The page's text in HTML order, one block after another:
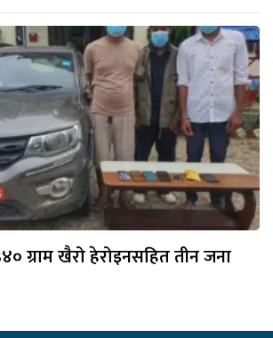
ग्राम खैरो हेरोइनसहित तीन जना